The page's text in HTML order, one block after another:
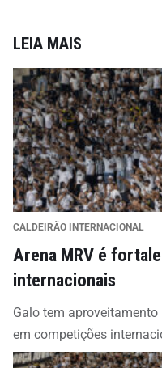
LEIA MAIS
CALDEIRÃO INTERNACIONAL
Arena MRV é
internacionais
Galo tem
em competições